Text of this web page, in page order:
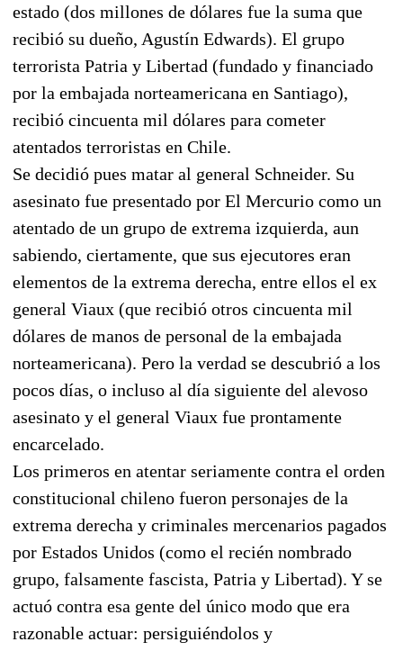
estado (dos millones de dólares fue la suma que
recibió su dueño, Agustín Edwards). El grupo
terrorista Patria y Libertad (fundado y financiado
por la embajada norteamericana en Santiago),
recibió cincuenta mil dólares para cometer
atentados terroristas en Chile.
Se decidió pues matar al general Schneider. Su
asesinato fue presentado por El Mercurio como un
atentado de un grupo de extrema izquierda, aun
sabiendo, ciertamente, que sus ejecutores eran
elementos de la extrema derecha, entre ellos el ex
general Viaux (que recibió otros cincuenta mil
dólares de manos de personal de la embajada
norteamericana). Pero la verdad se descubrió a los
pocos días, o incluso al día siguiente del alevoso
asesinato y el general Viaux fue prontamente
encarcelado.
Los primeros en atentar seriamente contra el orden
constitucional chileno fueron personajes de la
extrema derecha y criminales mercenarios pagados
por Estados Unidos (como el recién nombrado
grupo, falsamente fascista, Patria y Libertad). Y se
actuó contra esa gente del único modo que era
razonable actuar: persiguiéndolos y